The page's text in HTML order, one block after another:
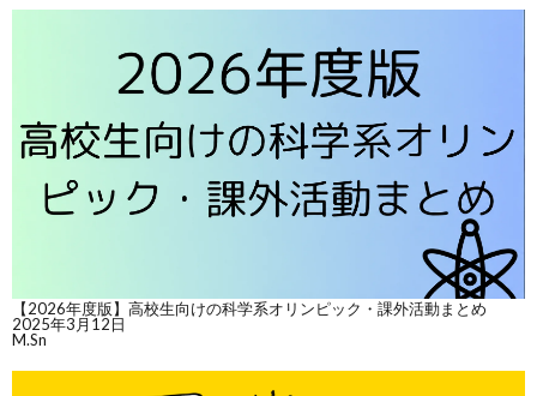
【2026年度版】高校生向けの科学系オリンピック・課外活動まとめ
2025年3月12日
M.Sn